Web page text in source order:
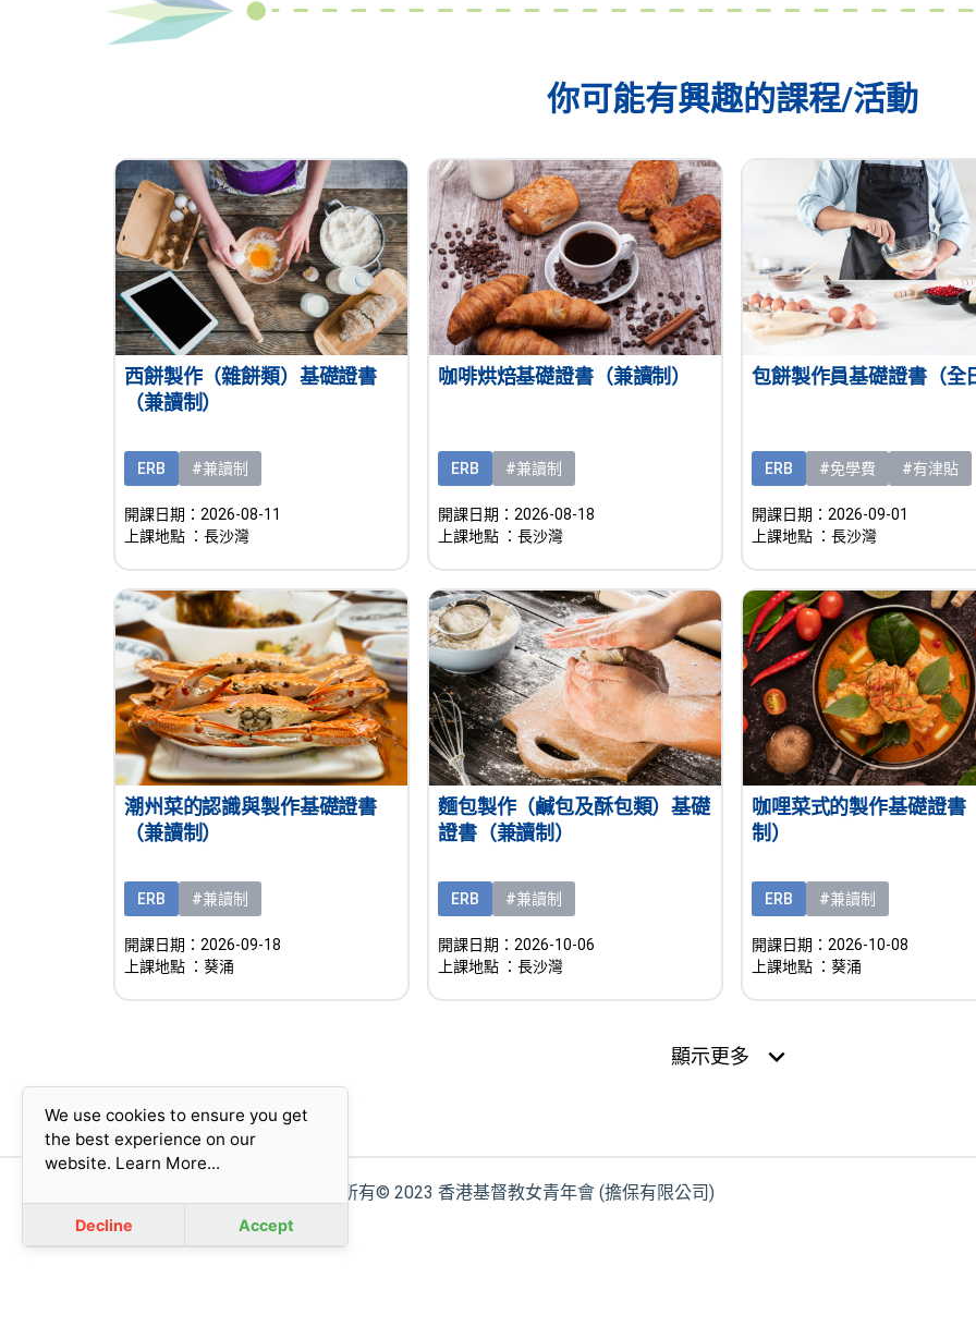
你可能有興趣的課程/活動
西餅製作（雜餅類）基礎證書
（兼讀制）
ERB #兼讀制
開課日期：2026-08-11
上課地點 ：長沙灣
咖啡烘焙基礎證書（兼讀制）
ERB #兼讀制
開課日期：2026-08-18
上課地點 ：長沙灣
包餅製作員基礎證書（全
ERB #免學費 #有津貼
開課日期：2026-09-01
上課地點 ：長沙灣
潮州菜的認識與製作基礎證書
（兼讀制）
ERB #兼讀制
開課日期：2026-09-18
上課地點 ：葵涌
麵包製作（鹹包及酥包類）基礎
證書（兼讀制）
ERB #兼讀制
開課日期：2026-10-06
上課地點 ：長沙灣
咖哩菜式的製作基礎證書
制）
ERB #兼讀制
開課日期：2026-10-08
上課地點 ：葵涌
顯示更多 expand_more
We use cookies to ensure you get
the best experience on our
website. Learn More...
Decline Accept
版權所有© 2023 香港基督教女青年會 (擔保有限公司)